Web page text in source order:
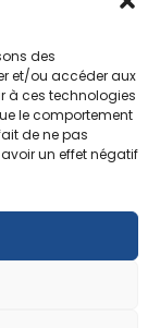
des
et/ou accéder aux
à ces technologies
le comportement
de ne pas
un effet négatif